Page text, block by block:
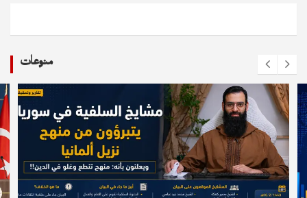
منوعات